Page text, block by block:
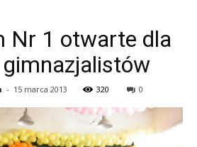
Nr 1 otwarte dla
gimnazjalistów
- 15 marca 2013 320 0